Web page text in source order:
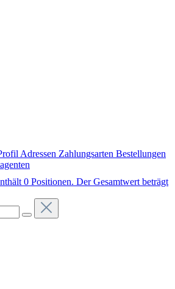
Adressen Zahlungsarten Bestellungen
0 Positionen. Der Gesamtwert beträgt